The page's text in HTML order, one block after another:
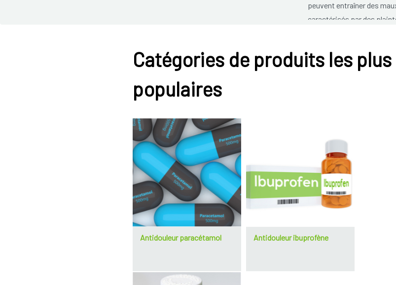
peuvent entraîner des
caractérisés par des
caféine mais également
antidouleurs. On peut
Catégories de produits les plus
populaires
Antidouleur paracétamol Antidouleur ibuprofène